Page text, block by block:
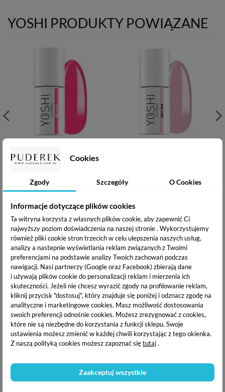
Cookies
Zgody Szczegóły O Cookies
Informacje dotyczące plików cookies
Ta witryna korzysta z własnych plików cookie, aby zapewnić Ci
najwyższy poziom doświadczenia na naszej stronie . Wykorzystujemy
również pliki cookie stron trzecich w celu ulepszenia naszych usług,
analizy a nastepnie wyświetlania reklam związanych z Twoimi
preferencjami na podstawie analizy Twoich zachowań podczas
nawigacji. Nasi partnerzy (Google oraz Facebook) zbierają dane
i używają plików cookie do personalizacji reklam i mierzenia ich
skuteczności. Jeżeli nie chcesz wyrazić zgody na profilowanie reklam,
kliknij przycisk "dostosuj", który znajduje się poniżej i odznacz zgodę na
analityczne i marketingowe cookies. Masz możliwość dostosowania
swoich preferencji odnośnie cookies. Możesz zrezygnować z cookies,
które nie są niezbędne do korzystania z funkcji sklepu. Swoje
ustawienia możesz zmienić w każdej chwili korzystając z tego okienka.
Z naszą polityką cookies możesz zapoznać siętutaj.
Zaakceptuj wszystkie
YOSHI PRODUKTY POWIĄZANE
UV - Bellagio -902 -6ml
DOSTAWA I PŁATNOŚĆ
Yoshi Lakier hybrydowy UVto niezwykłe połączenie
doskonale napigmentowanych kolorów z niezwykła
trwałością. Lakiery marki Yoshi to gęsto-kremowe produkty,
którymi wykonasz wspaniałe stylizacje.
Dostępny kolor : Flower Girl 213
Specyfikacja :
Kryjący